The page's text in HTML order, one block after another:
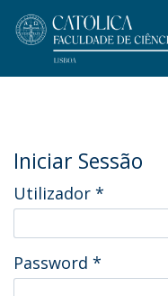
Iniciar Sessão
Utilizador *
Password *